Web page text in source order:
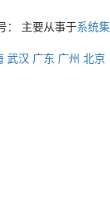
主要从事于系统集
武汉 广东 广州 北京